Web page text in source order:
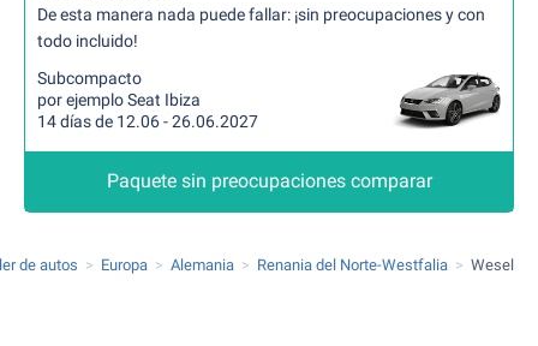
De esta manera nada puede fallar: ¡sin preocupaciones y con
todo incluido!
Subcompacto
por ejemplo Seat Ibiza
14 días de 12.06 - 26.06.2027
Paquete sin preocupaciones comparar
de autos Europa Alemania Renania del Norte-Westfalia Wesel